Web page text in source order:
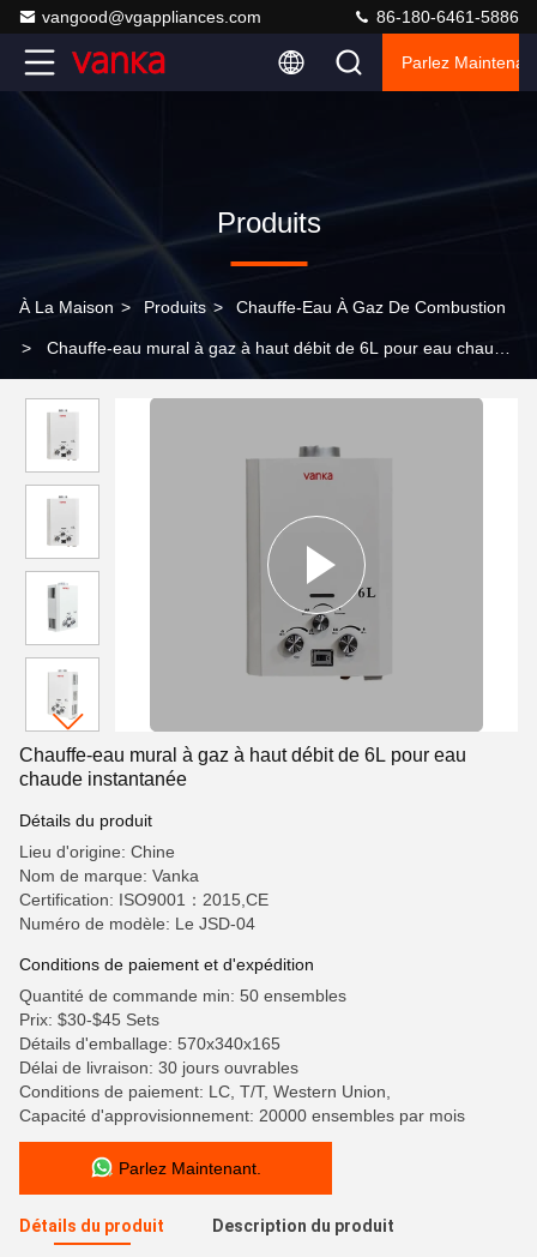
vangood@vgappliances.com 86-180-6461-5886
Parlez
Produits
À La Maison > Produits > Chauffe-Eau À Gaz De Combustion
> Chauffe-eau mural à gaz à haut débit de 6L pour eau chaude
Chauffe-eau mural à gaz à haut débit de 6L pour eau
chaude instantanée
Détails du produit
Lieu d'origine: Chine
Nom de marque: Vanka
Certification: ISO9001：2015,CE
Numéro de modèle: Le JSD-04
Conditions de paiement et d'expédition
Quantité de commande min: 50 ensembles
Prix: $30-$45 Sets
Détails d'emballage: 570x340x165
Délai de livraison: 30 jours ouvrables
Conditions de paiement: LC, T/T, Western Union,
Capacité d'approvisionnement: 20000 ensembles par mois
Parlez Maintenant.
Détails du produit Description du produit